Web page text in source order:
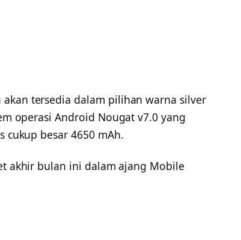
tersedia dalam pilihan warna silver
operasi Android Nougat v7.0 yang
cukup besar 4650 mAh.
akhir bulan ini dalam ajang Mobile